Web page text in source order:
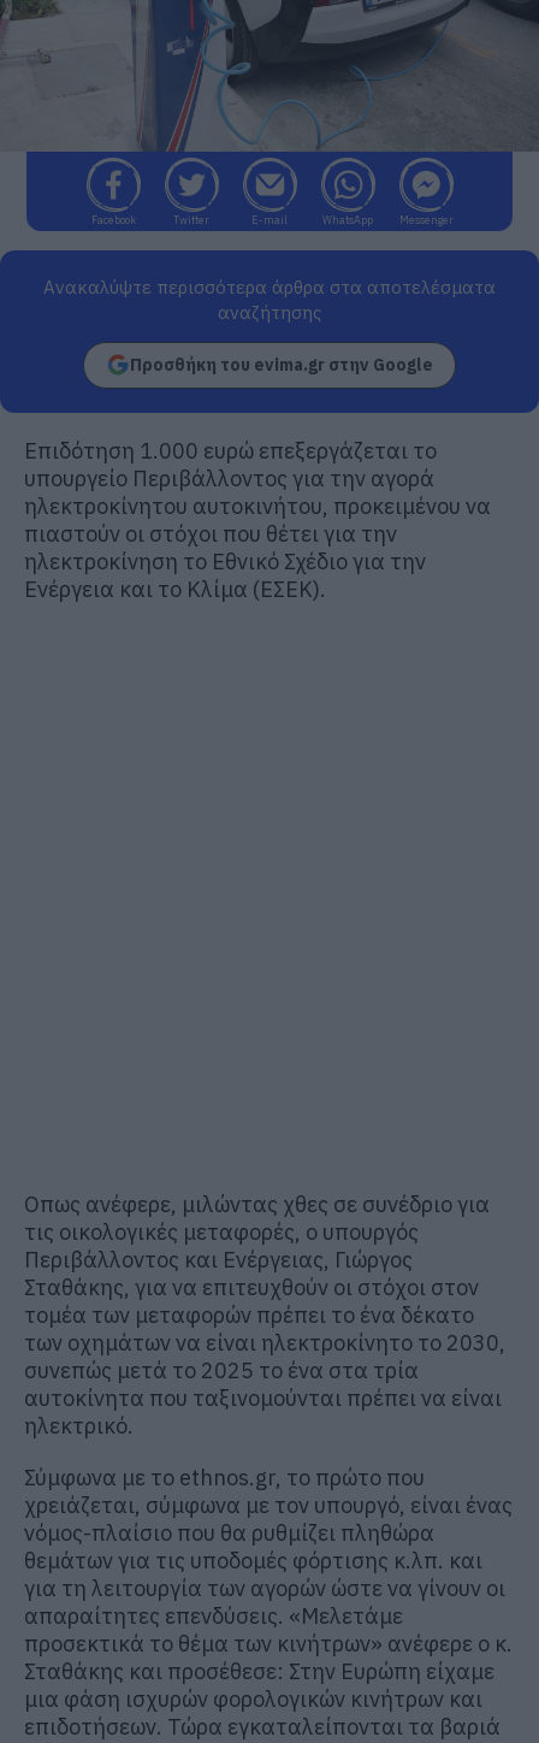
Facebook Twitter E-mail WhatsApp Messenger
Ανακαλύψτε περισσότερα άρθρα στα αποτελέσματα
αναζήτησης
Προσθήκη του evima.gr στην Google
Επιδότηση 1.000 ευρώ επεξεργάζεται το
υπουργείο Περιβάλλοντος για την αγορά
ηλεκτροκίνητου αυτοκινήτου, προκειμένου να
πιαστούν οι στόχοι που θέτει για την
ηλεκτροκίνηση το Εθνικό Σχέδιο για την
Ενέργεια και το Κλίμα (ΕΣΕΚ).
Οπως ανέφερε, μιλώντας χθες σε συνέδριο για
τις οικολογικές μεταφορές, ο υπουργός
Περιβάλλοντος και Ενέργειας, Γιώργος
Σταθάκης, για να επιτευχθούν οι στόχοι στον
τομέα των μεταφορών πρέπει το ένα δέκατο
των οχημάτων να είναι ηλεκτροκίνητο το 2030,
συνεπώς μετά το 2025 το ένα στα τρία
αυτοκίνητα που ταξινομούνται πρέπει να είναι
ηλεκτρικό.
Σύμφωνα με το ethnos.gr, το πρώτο που
χρειάζεται, σύμφωνα με τον υπουργό, είναι ένας
νόμος-πλαίσιο που θα ρυθμίζει πληθώρα
θεμάτων για τις υποδομές φόρτισης κ.λπ. και
για τη λειτουργία των αγορών ώστε να γίνουν οι
απαραίτητες επενδύσεις. «Μελετάμε
προσεκτικά το θέμα των κινήτρων» ανέφερε ο κ.
Σταθάκης και προσέθεσε: Στην Ευρώπη είχαμε
μια φάση ισχυρών φορολογικών κινήτρων και
επιδοτήσεων. Τώρα εγκαταλείπονται τα βαριά